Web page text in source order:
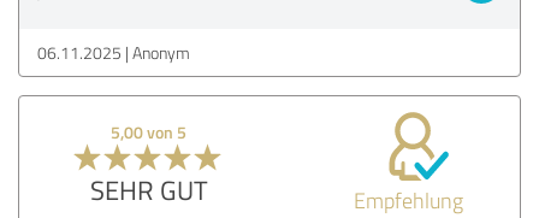
06.11.2025 Anonym
5,00 von 5
SEHR GUT Empfehlung